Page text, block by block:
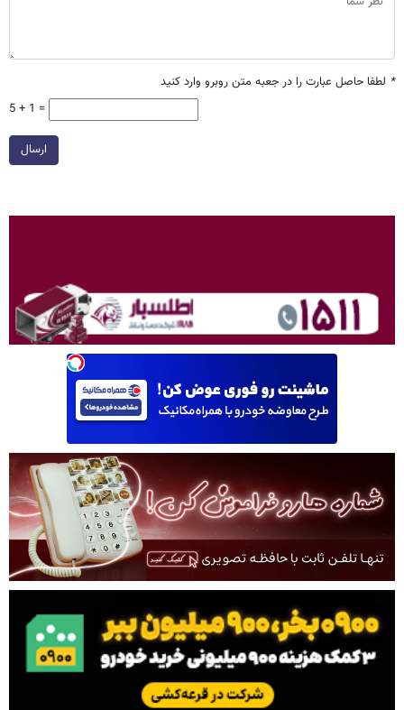
* لطفا حاصل عبارت را در جعبه متن روبرو وارد کنید
5 + 1 =
ارسال